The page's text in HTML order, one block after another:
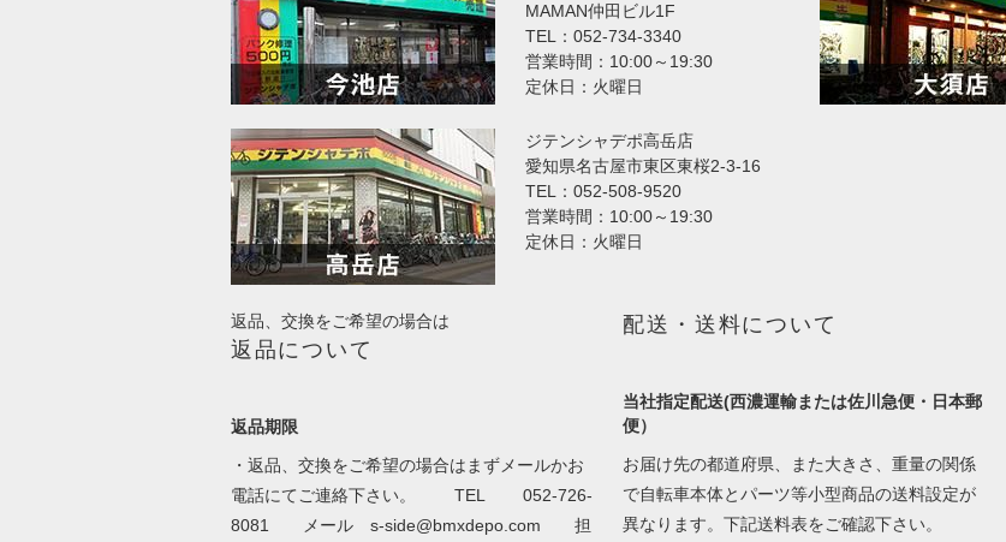
MAMAN仲田ビル1F
TEL：052-734-3340
営業時間：10:00～19:30
定休日：火曜日
ジテンシャデポ高岳店
愛知県名古屋市東区東桜2-3-16
TEL：052-508-9520
営業時間：10:00～19:30
定休日：火曜日
返品、交換をご希望の場合は
返品について
返品期限
・返品、交換をご希望の場合はまずメールかお
電話にてご連絡下さい。 TEL 052-726-
8081 メール s-side@bmxdepo.com 担
配送・送料について
当社指定配送(西濃運輸または佐川急便・日本郵
便）
お届け先の都道府県、また大きさ、重量の関係
で自転車本体とパーツ等小型商品の送料設定が
異なります。下記送料表をご確認下さい。